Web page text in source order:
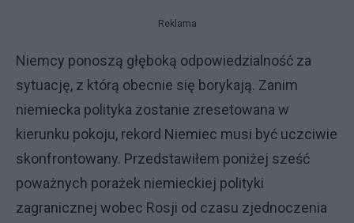
Reklama
Niemcy ponoszą głęboką odpowiedzialność za
sytuację, z którą obecnie się borykają. Zanim
niemiecka polityka zostanie zresetowana w
kierunku pokoju, rekord Niemiec musi być uczciwie
skonfrontowany. Przedstawiłem poniżej sześć
poważnych porażek niemieckiej polityki
zagranicznej wobec Rosji od czasu zjednoczenia